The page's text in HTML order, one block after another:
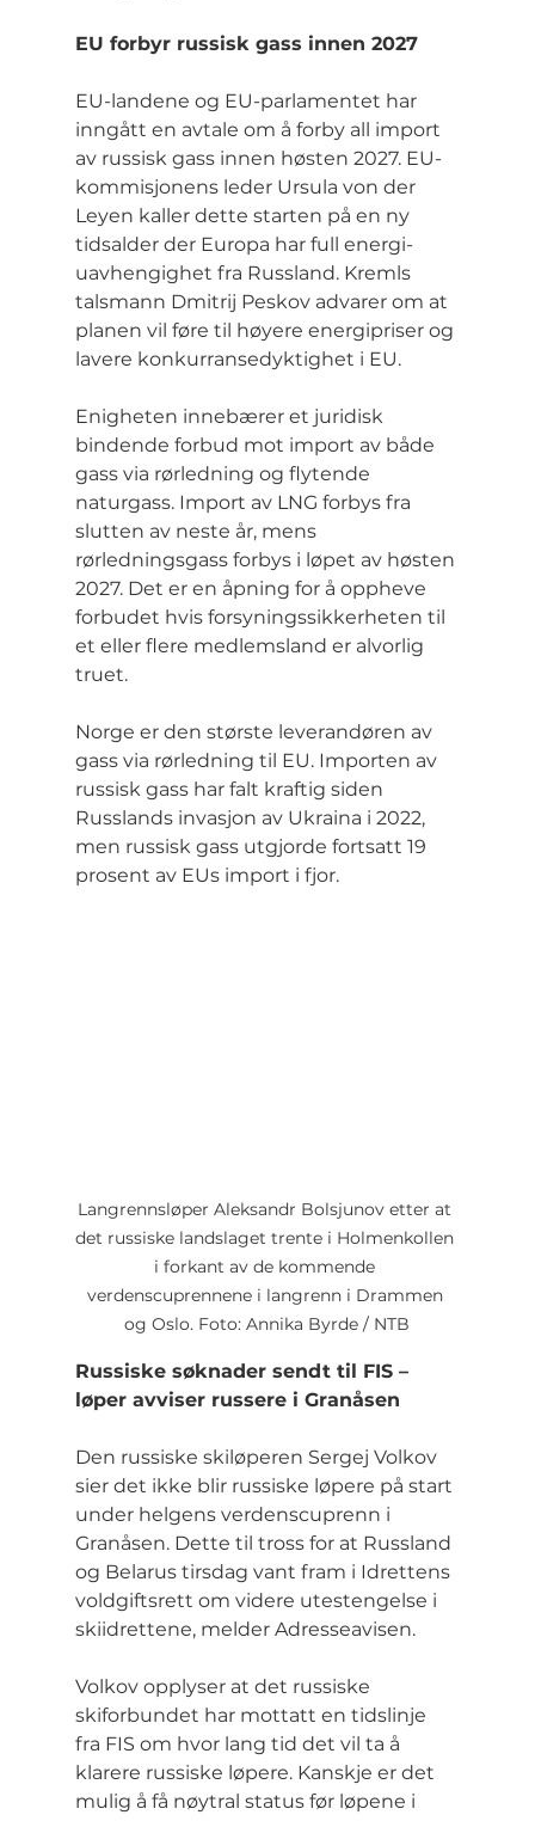
EU forbyr russisk gass innen 2027
EU-landene og EU-parlamentet har
inngått en avtale om å forby all import
av russisk gass innen høsten 2027. EU-
kommisjonens leder Ursula von der
Leyen kaller dette starten på en ny
tidsalder der Europa har full energi-
uavhengighet fra Russland. Kremls
talsmann Dmitrij Peskov advarer om at
planen vil føre til høyere energipriser og
lavere konkurransedyktighet i EU.
Enigheten innebærer et juridisk
bindende forbud mot import av både
gass via rørledning og flytende
naturgass. Import av LNG forbys fra
slutten av neste år, mens
rørledningsgass forbys i løpet av høsten
2027. Det er en åpning for å oppheve
forbudet hvis forsyningssikkerheten til
et eller flere medlemsland er alvorlig
truet.
Norge er den største leverandøren av
gass via rørledning til EU. Importen av
russisk gass har falt kraftig siden
Russlands invasjon av Ukraina i 2022,
men russisk gass utgjorde fortsatt 19
prosent av EUs import i fjor.
Langrennsløper Aleksandr Bolsjunov etter at
det russiske landslaget trente i Holmenkollen
i forkant av de kommende
verdenscuprennene i langrenn i Drammen
og Oslo. Foto: Annika Byrde / NTB
Russiske søknader sendt til FIS –
løper avviser russere i Granåsen
Den russiske skiløperen Sergej Volkov
sier det ikke blir russiske løpere på start
under helgens verdenscuprenn i
Granåsen. Dette til tross for at Russland
og Belarus tirsdag vant fram i Idrettens
voldgiftsrett om videre utestengelse i
skiidrettene, melder Adresseavisen.
Volkov opplyser at det russiske
skiforbundet har mottatt en tidslinje
fra FIS om hvor lang tid det vil ta å
klarere russiske løpere. Kanskje er det
mulig å få nøytral status før løpene i